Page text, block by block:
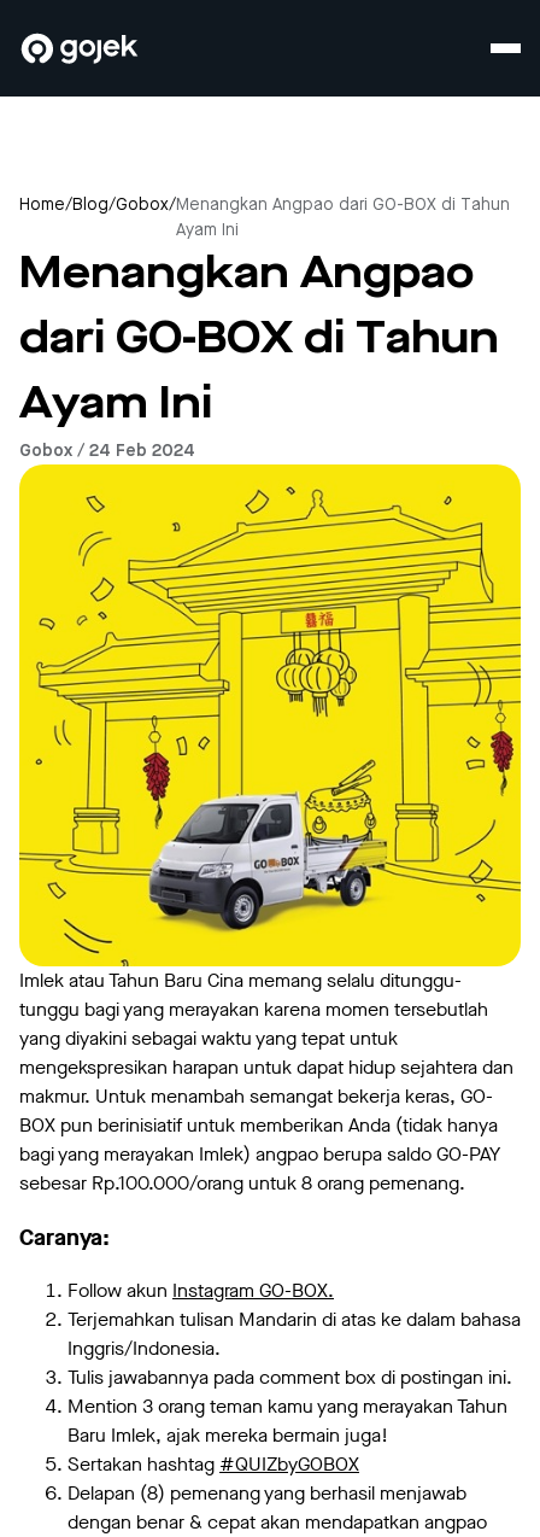
Home/Blog/Gobox/Menangkan Angpao dari GO-BOX di Tahun
Ayam Ini
Menangkan Angpao
dari GO-BOX di Tahun
Ayam Ini
Gobox / 24 Feb 2024
Imlek atau Tahun Baru Cina memang selalu ditunggu-
tunggu bagi yang merayakan karena momen tersebutlah
yang diyakini sebagai waktu yang tepat untuk
mengekspresikan harapan untuk dapat hidup sejahtera dan
makmur. Untuk menambah semangat bekerja keras, GO-
BOX pun berinisiatif untuk memberikan Anda (tidak hanya
bagi yang merayakan Imlek) angpao berupa saldo GO-PAY
sebesar Rp.100.000/orang untuk 8 orang pemenang.
Caranya:
Follow akun Instagram GO-BOX.
Terjemahkan tulisan Mandarin di atas ke dalam bahasa
Inggris/Indonesia.
Tulis jawabannya pada comment box di postingan ini.
Mention 3 orang teman kamu yang merayakan Tahun
Baru Imlek, ajak mereka bermain juga!
Sertakan hashtag #QUIZbyGOBOX
Delapan (8) pemenang yang berhasil menjawab
dengan benar & cepat akan mendapatkan angpao